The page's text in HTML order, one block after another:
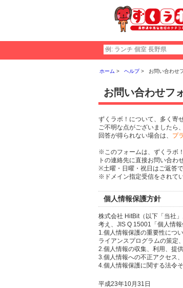
ホーム ヘルプ お問い合わせ
お問い合わせフ
ずくラボ！について、多く寄
ご不明な点がございましたら
回答が得られない場合は、 プ
※このフォームは、ずくラボ
トの連絡先に直接お問い合わ
※土曜・日曜・祝日はご返答
※ドメイン指定受信をされて
個人情報保護方針
株式会社 HitBit（以下「当社
考え、JIS Q 15001「個人情
1.個人情報保護の重要性につ
ライアンスプログラムの策定
2.個人情報の収集、利用、提
3.個人情報への不正アクセス
4.個人情報保護に関する法令
平成23年10月31日